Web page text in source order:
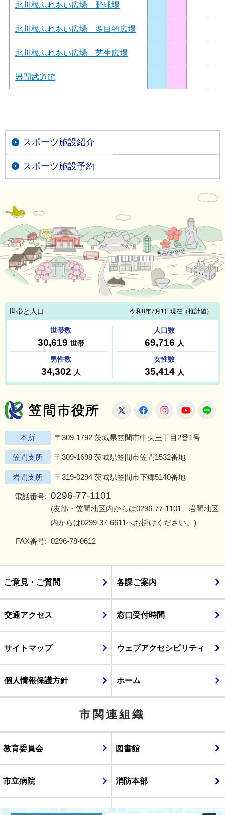
北川根ふれあい広場 野球場
北川根ふれあい広場 多目的広場
北川根ふれあい広場 芝生広場
岩間武道館
スポーツ施設紹介
スポーツ施設予約
笠間市役所
X FacebookInstagram
本所 〒309-1792 茨城県笠間市中央三丁目2番1号
笠間支所 〒309-1698 茨城県笠間市笠間1532番地
岩間支所 〒319-0294 茨城県笠間市下郷5140番地
電話番号: 0296-77-1101
(友部・笠間地区内からは0296-77-1101 、岩間地区
内からは0299-37-6611へお掛けください。)
FAX番号: 0296-78-0612
ご意見・ご質問 各課ご案内
交通アクセス 窓口受付時間
サイトマップ ウェブアクセシビリティ
個人情報保護方針 ホーム
市関連組織
教育委員会 図書館
市立病院 消防本部